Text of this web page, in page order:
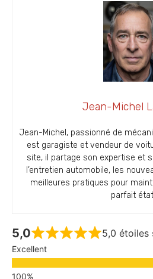
Jean-Michel
Jean-Michel, passionné de
est garagiste et vendeur de
site, il partage son expertise et
l’entretien automobile, les
meilleures pratiques pour
parfait
5,0 5,0 étoiles
Excellent